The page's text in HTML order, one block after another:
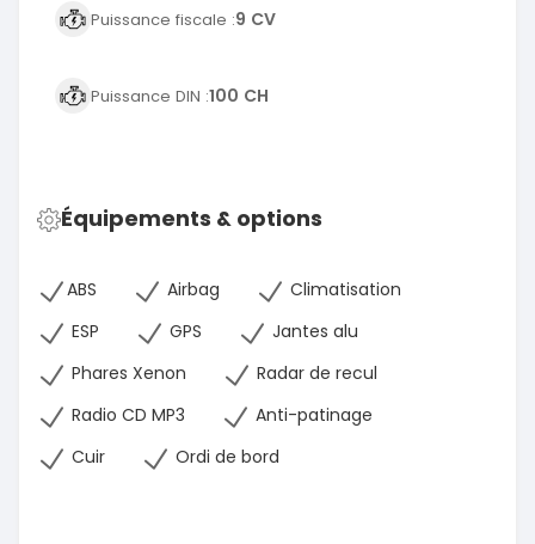
Puissance fiscale :9 CV
Puissance DIN :100 CH
Équipements & options
ABS Airbag
Climatisation
ESP
GPS
Jantes alu
Phares Xenon
Radar de recul
Radio CD MP3
Anti-patinage
Cuir
Ordi de bord